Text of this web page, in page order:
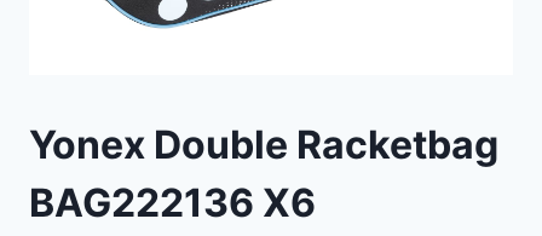
Yonex Double Racketbag
BAG222136 X6